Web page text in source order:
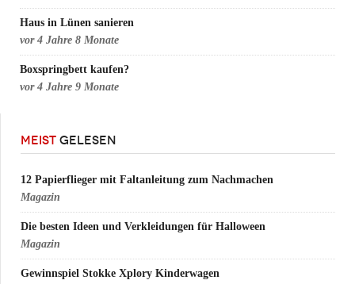
Haus in Lünen sanieren
vor 4 Jahre 8 Monate
Boxspringbett kaufen?
vor 4 Jahre 9 Monate
MEIST GELESEN
12 Papierflieger mit Faltanleitung zum Nachmachen
Magazin
Die besten Ideen und Verkleidungen für Halloween
Magazin
Gewinnspiel Stokke Xplory Kinderwagen